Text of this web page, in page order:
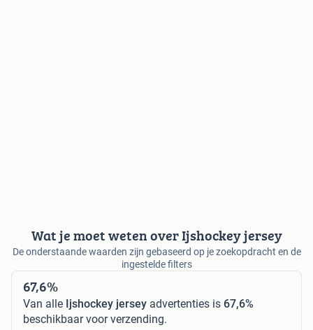
Wat je moet weten over Ijshockey jersey
De onderstaande waarden zijn gebaseerd op je zoekopdracht en de
ingestelde filters
67,6%
Van alle Ijshockey jersey advertenties is 67,6%
beschikbaar voor verzending.